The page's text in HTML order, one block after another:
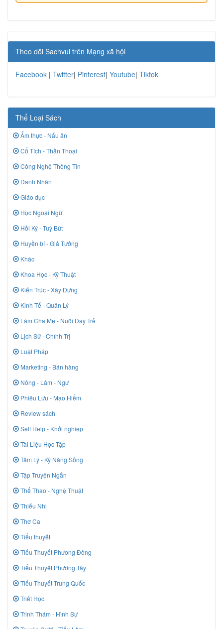
Theo dõi Sachvui trên Mạng xã hội
Facebook | Twitter| Pinterest| Youtube| Tiktok
Thể Loại Sách
Ẩm thực - Nấu ăn
Cổ Tích - Thần Thoại
Công Nghệ Thông Tin
Danh Nhân
Giáo dục
Học Ngoại Ngữ
Hồi Ký - Tuỳ Bút
Huyền bí - Giả Tưởng
Khác
Khoa Học - Kỹ Thuật
Kiến Trúc - Xây Dựng
Kinh Tế - Quản Lý
Làm Cha Mẹ - Nuôi Dạy Trẻ
Lịch Sử - Chính Trị
Luật Pháp
Marketing - Bán hàng
Nông - Lâm - Ngư
Phiêu Lưu - Mạo Hiểm
Review sách
Self Help - Khởi nghiệp
Tài Liệu Học Tập
Tâm Lý - Kỹ Năng Sống
Tập Truyện Ngắn
Thể Thao - Nghệ Thuật
Thiếu Nhi
Thơ Ca
Tiểu thuyết
Tiểu Thuyết Phương Đông
Tiểu Thuyết Phương Tây
Tiểu Thuyết Trung Quốc
Triết Học
Trinh Thám - Hình Sự